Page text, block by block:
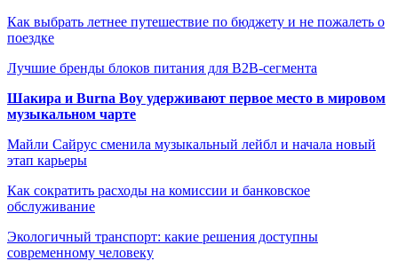
Как выбрать летнее путешествие по бюджету и не пожалеть о
поездке
Лучшие бренды блоков питания для B2B-сегмента
Шакира и Burna Boy удерживают первое место в мировом
музыкальном чарте
Майли Сайрус сменила музыкальный лейбл и начала новый
этап карьеры
Как сократить расходы на комиссии и банковское
обслуживание
Экологичный транспорт: какие решения доступны
современному человеку